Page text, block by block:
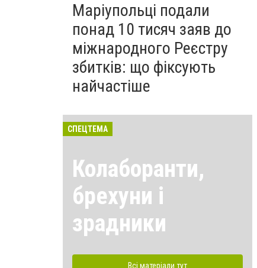
Маріупольці подали
понад 10 тисяч заяв до
міжнародного Реєстру
збитків: що фіксують
найчастіше
СПЕЦТЕМА
Колаборанти,
брехуни і
зрадники
Всі матеріали тут